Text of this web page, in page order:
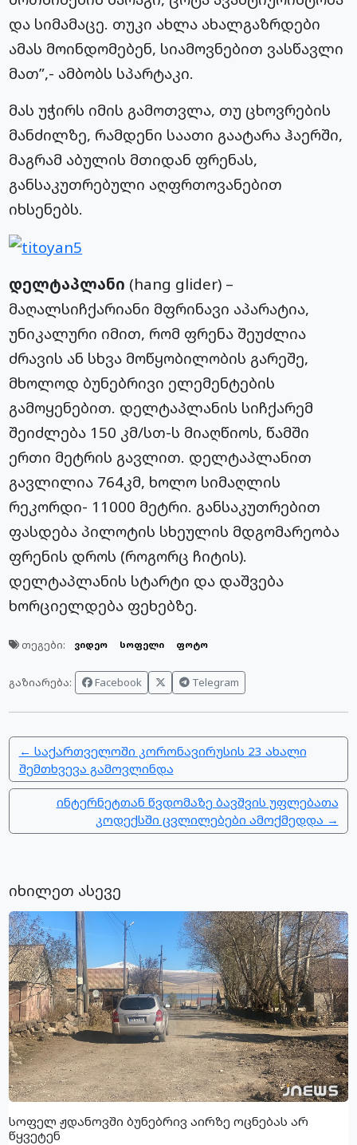
და სიმამაცე. თუკი ახლა ახალგაზრდები
ამას მოინდომებენ, სიამოვნებით ვასწავლი
მათ”,- ამბობს სპარტაკი.
მას უჭირს იმის გამოთვლა, თუ ცხოვრების
მანძილზე, რამდენი საათი გაატარა ჰაერში,
მაგრამ აბულის მთიდან ფრენას,
განსაკუთრებული აღფრთოვანებით
იხსენებს.
დელტაპლანი (hang glider) –
მაღალსიჩქარიანი მფრინავი აპარატია,
უნიკალური იმით, რომ ფრენა შეუძლია
ძრავის ან სხვა მოწყობილობის გარეშე,
მხოლოდ ბუნებრივი ელემენტების
გამოყენებით. დელტაპლანის სიჩქარემ
შეიძლება 150 კმ/სთ-ს მიაღწიოს, წამში
ერთი მეტრის გავლით. დელტაპლანით
გავლილია 764კმ, ხოლო სიმაღლის
რეკორდი- 11000 მეტრი. განსაკუთრებით
ფასდება პილოტის სხეულის მდგომარეობა
ფრენის დროს (როგორც ჩიტის).
დელტაპლანის სტარტი და დაშვება
ხორციელდება ფეხებზე.
თეგები: ვიდეო სოფელი ფოტო
გაზიარება: Facebook Telegram
← საქართველოში კორონავირუსის 23 ახალი
შემთხვევა გამოვლინდა
ინტერნეტთან წვდომაზე ბავშვის უფლებათა
კოდექსში ცვლილებები ამოქმედდა →
იხილეთ ასევე
სოფელ ჟდანოვში ბუნებრივ აირზე ოცნებას არ
წყვეტენ